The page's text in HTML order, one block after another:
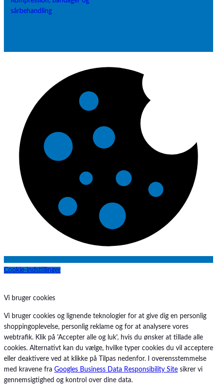
sårbehandling
Cookie-indstillinger
Vi bruger cookies
Vi bruger cookies og lignende teknologier for at give dig en personlig
shoppingoplevelse, personlig reklame og for at analysere vores
webtrafik. Klik på 'Accepter alle og luk', hvis du ønsker at tillade alle
cookies. Alternativt kan du vælge, hvilke typer cookies du vil acceptere
eller deaktivere ved at klikke på Tilpas nedenfor. I overensstemmelse
med kravene fra Googles Business Data Responsibility Site sikrer vi
gennemsigtighed og kontrol over dine data.